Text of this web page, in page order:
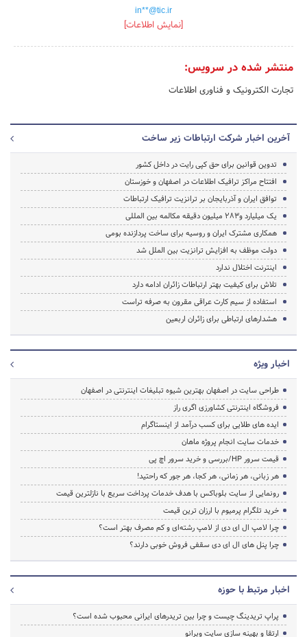
in**@tic.ir
[نمایش اطلاعات]
منتشر شده در سرویس:
تجارت الکترونیک و فناوری اطلاعات
آخرین اخبار شرکت ارتباطات زیر ساخت
تدوین قوانین برای حق کپی رایت در داخل کشور
افتتاح مراکز ترافیک اطلاعات در اصفهان و خوزستان
توافق ایران و آذربایجان بر ترانزیت ترافیک ارتباطات
یک میلیارد و۲۸۳ میلیون دقیقه مکالمه بین المللی
همکاری مشترک ایران و روسیه برای ساخت پردازنده بومی
دولت موظف به افزایش ترانزیت بین الملل شد
اینترنت اختلال ندارد
تلاش برای کیفیت بهتر ارتباطات زائران ادامه دارد
استفاده از سیم کارت عراقی مقرون به صرفه تراست
هشدارهای ارتباطی برای زائران اربعین
اخبار ویژه
طراحی سایت در اصفهان بهترین شیوه تبلیغات اینترنتی در اصفهان
فروشگاه اینترنتی کشاورزی اگری راز
ایده های طلایی برای کسب درآمد از اینستاگرام
خدمات سایت انجام پروژه ماهان
قیمت سرور HP/بررسی و خرید سرور اچ پی
هر زبانی، هر زمانی، هر کجا، هر جور که راحتید!
رونمایی از سایت بلوباکس با هدف خدمات پرداخت سریع با نازلترین قیمت
خرید تلگرام پرمیوم با ارزان ترین قیمت
چرا لامپ ال ای دی از لامپ رشته‌ای و کم مصرف بهتر است؟
چرا پنل های ال ای دی سقفی فروش خوبی دارند؟
اخبار مرتبط با حوزه
پراپ تریدینگ چیست و چرا بین تریدرهای ایرانی محبوب شده است؟
ارتقا و بهینه سازی سایت وبرانو